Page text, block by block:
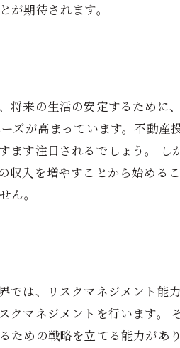
期待されます。
来の生活の安定するために
ズが高まっています。不動産
す注目されるでしょう。
入を増やすことから始める
ん。
は、リスクマネジメント能
マネジメントを行います。
めの戦略を立てる能力があ